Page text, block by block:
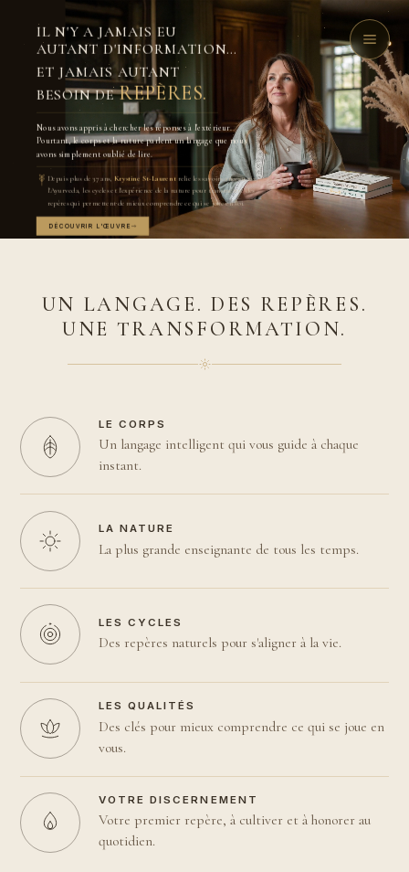
IL N'Y A JAMAIS EU
AUTANT D'INFORMATION…
ET JAMAIS AUTANT
BESOIN DEREPÈRES.
Nous avons appris à chercher les réponses à l'extérieur.
Pourtant, le corps et la nature parlent un langage que nous
avons simplement oublié de lire.
Depuis plus de 37 ans, Krystine St-Laurentrelie les savoirs ancestraux,
l'Ayurveda, les cycles et l'expérience de la nature pour transmettre des
repères qui permettent de mieux comprendre ce qui se joue en soi.
DÉCOUVRIR L'ŒUVRE
UN LANGAGE. DES REPÈRES.
UNE TRANSFORMATION.
LE CORPS
Un langage intelligent qui vous guide à chaque
instant.
LA NATURE
La plus grande enseignante de tous les temps.
LES CYCLES
Des repères naturels pour s'aligner à la vie.
LES QUALITÉS
Des clés pour mieux comprendre ce qui se joue en
vous.
VOTRE DISCERNEMENT
Votre premier repère, à cultiver et à honorer au
quotidien.